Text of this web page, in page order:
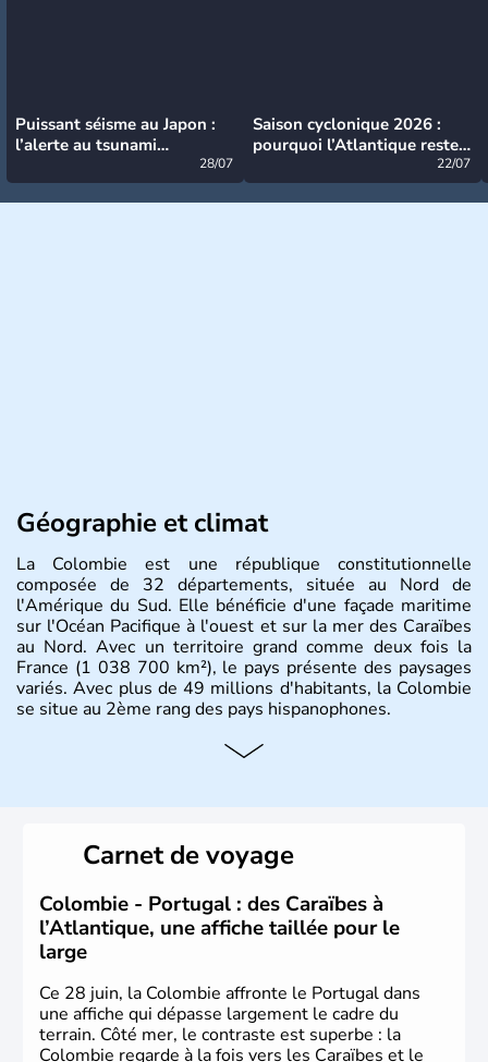
Puissant séisme au Japon :
l’alerte au tsunami
28/07
Saison cyclonique 2026 :
pourquoi l’Atlantique reste
22/07
Géographie et climat
La Colombie est une république constitutionnelle
composée de 32 départements, située au Nord de
l'Amérique du Sud. Elle bénéficie d'une façade maritime
sur l'Océan Pacifique à l'ouest et sur la mer des Caraïbes
au Nord. Avec un territoire grand comme deux fois la
France (1 038 700 km²), le pays présente des paysages
variés. Avec plus de 49 millions d'habitants, la Colombie
se situe au 2ème rang des pays hispanophones.
Histoire et administration
en 1538, qui est toujours la capitale. C'est en 1810, que
le premier parlement s'établit à Bogotà, suivi en 1813
par la proclamation de l'indépendance. la Colombie est
une République depuis 1830.
Carnet de voyage
Colombie - Portugal : des Caraïbes à
l’Atlantique, une affiche taillée pour le
large
Ce 28 juin, la Colombie affronte le Portugal dans
une affiche qui dépasse largement le cadre du
terrain. Côté mer, le contraste est superbe : la
Colombie regarde à la fois vers les Caraïbes et le